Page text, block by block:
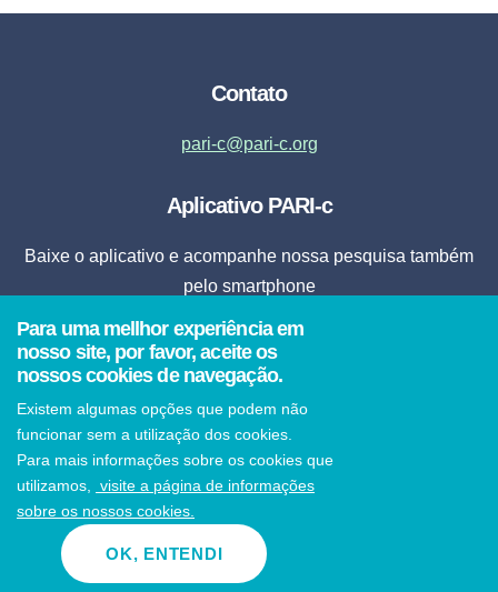
Contato
pari-c@pari-c.org
Aplicativo PARI-c
Baixe o aplicativo e acompanhe nossa pesquisa também
pelo smartphone
Fazer Download
smartphone.
© 2021 PARI-c Todos os direitos reservados
Para uma mellhor experiência em
nosso site, por favor, aceite os
nossos cookies de navegação.
Existem algumas opções que podem não
funcionar sem a utilização dos cookies.
Para mais informações sobre os cookies que
utilizamos,
visite a página de informações
sobre os nossos cookies.
OK, ENTENDI